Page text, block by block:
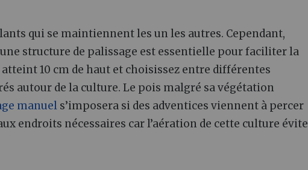
qui se maintiennent les un les autres. Cependant,
structure de palissage est essentielle pour faciliter la
10 cm de haut et choisissez entre différentes
autour de la culture. Le pois malgré sa végétation
manuel s’imposera si des adventices viennent à percer
endroits nécessaires car l’aération de cette culture évite